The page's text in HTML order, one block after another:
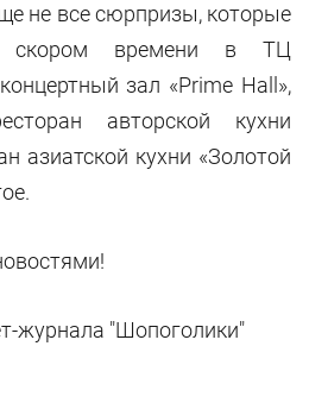
не все сюрпризы, которые
времени в ТЦ
зал «Prime Hall»,
авторской кухни
азиатской кухни «Золотой
журнала "Шопоголики"